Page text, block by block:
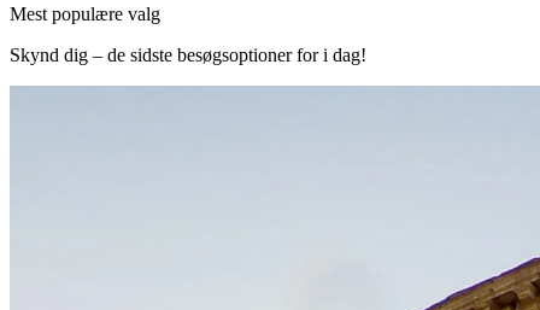
Mest populære valg
Skynd dig – de sidste besøgsoptioner for i dag!